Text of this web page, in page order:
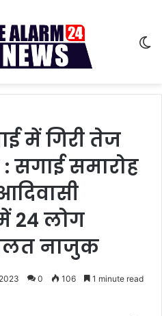
में गिरी तेज
सगाई समारोह
24 लोग
नाजुक
0 106 1 minute read